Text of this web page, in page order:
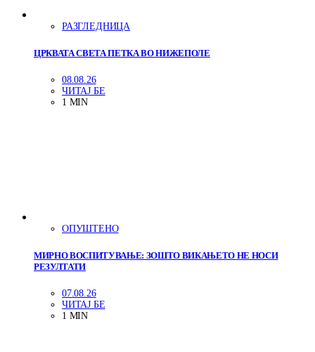
РАЗГЛЕДНИЦА
ЦРКВАТА СВЕТА ПЕТКА ВО НИЖЕПОЛЕ
08.08.26
ЧИТАЈ БЕ
1 MIN
ОПУШТЕНО
МИРНО ВОСПИТУВАЊЕ: ЗОШТО ВИКАЊЕТО НЕ НОСИ
РЕЗУЛТАТИ
07.08.26
ЧИТАЈ БЕ
1 MIN